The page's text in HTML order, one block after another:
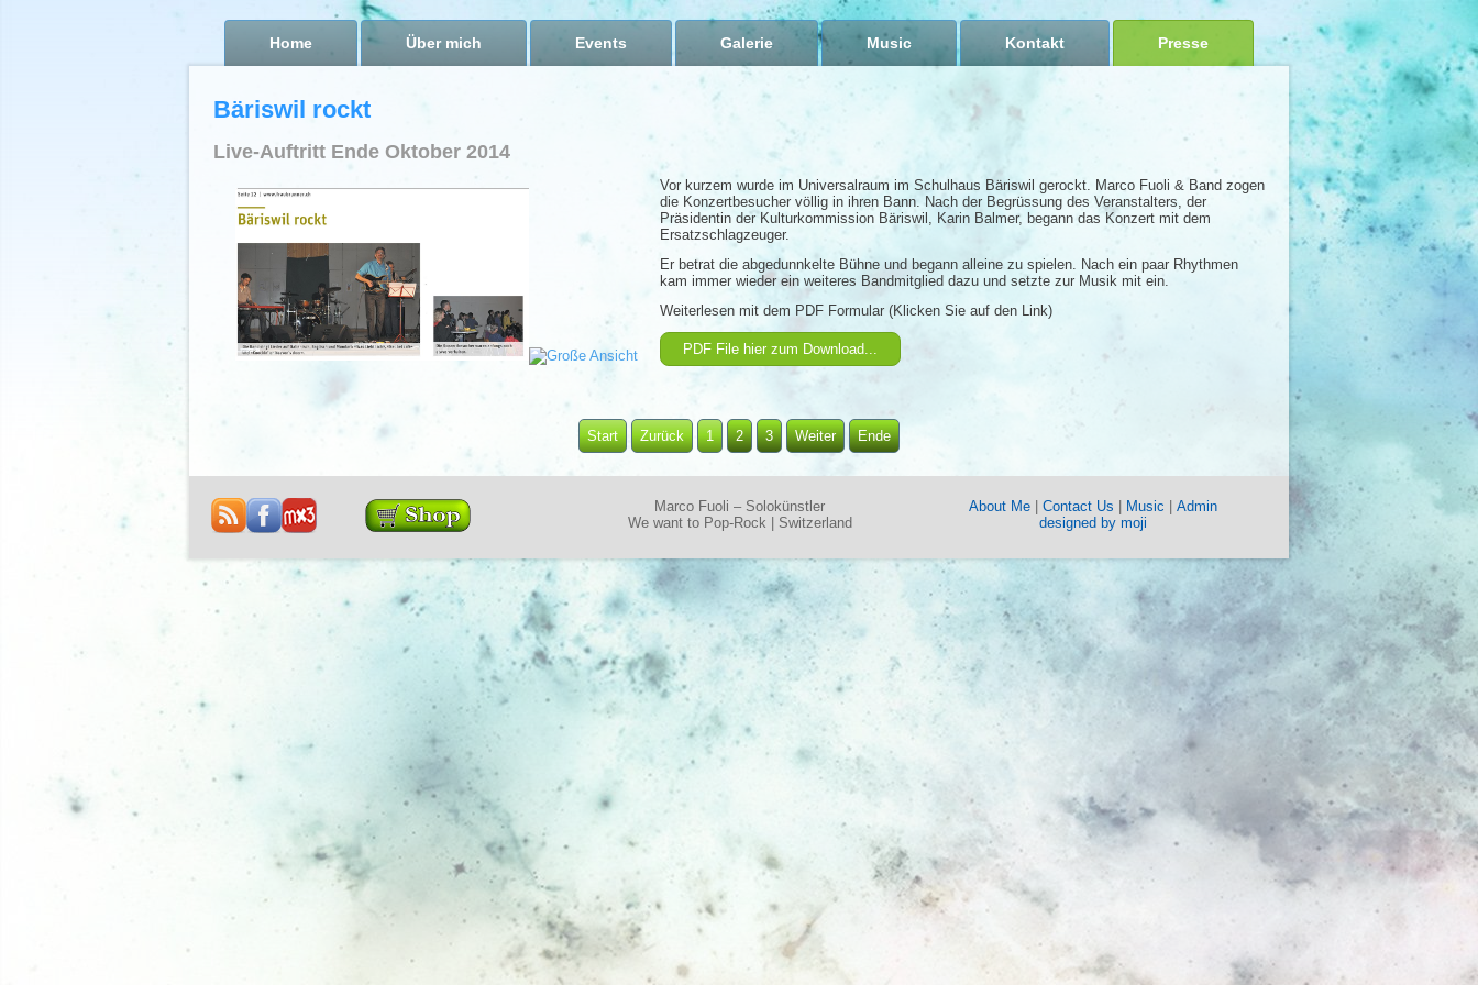
Home Über mich Events Galerie Music Kontakt Presse
Bäriswil rockt
Live-Auftritt Ende Oktober 2014
Vor kurzem wurde im Universalraum im Schulhaus Bäriswil gerockt. Marco Fuoli & Band zogen
die Konzertbesucher völlig in ihren Bann. Nach der Begrüssung des Veranstalters, der
Präsidentin der Kulturkommission Bäriswil, Karin Balmer, begann das Konzert mit dem
Ersatzschlagzeuger.
Er betrat die abgedunnkelte Bühne und begann alleine zu spielen. Nach ein paar Rhythmen
kam immer wieder ein weiteres Bandmitglied dazu und setzte zur Musik mit ein.
Weiterlesen mit dem PDF Formular (Klicken Sie auf den Link)
PDF File hier zum Download...
Start Zurück 1 2 3 Weiter Ende
Marco Fuoli – Solokünstler
We want to Pop-Rock | Switzerland
About Me Contact Us Music
Admin
designed by moji